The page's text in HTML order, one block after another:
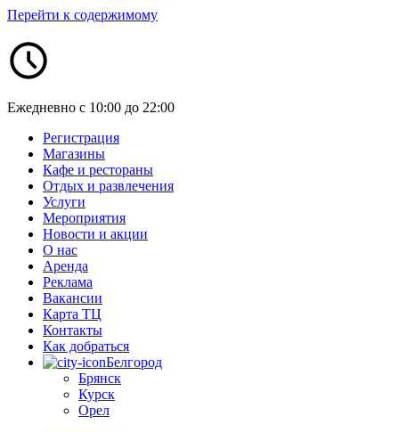
Перейти к содержимому
Ежедневно с 10:00 до 22:00
Регистрация
Магазины
Кафе и рестораны
Отдых и развлечения
Услуги
Мероприятия
Новости и акции
О нас
Аренда
Реклама
Вакансии
Карта ТЦ
Контакты
Как добраться
Белгород
Брянск
Курск
Орел